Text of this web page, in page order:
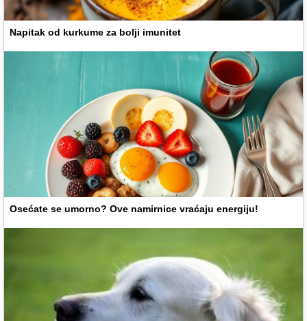
Napitak od kurkume za bolji imunitet
Osećate se umorno? Ove namirnice vraćaju energiju!